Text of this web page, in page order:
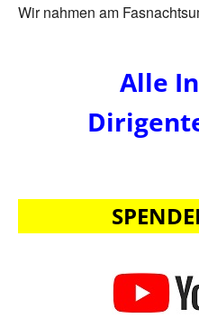
Wir nahmen am
Alle